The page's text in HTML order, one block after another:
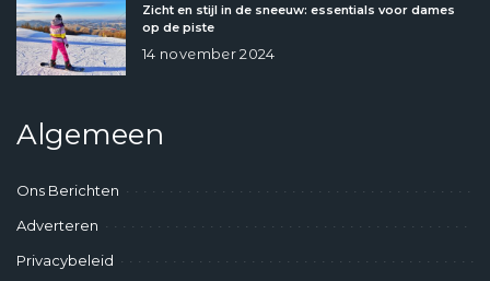
Zicht en stijl in de sneeuw: essentials voor dames
op de piste
14 november 2024
Algemeen
Ons Berichten
Adverteren
Privacybeleid